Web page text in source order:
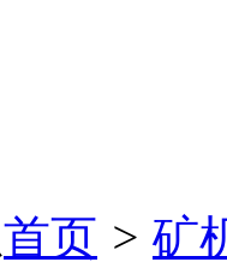
首页 > 矿